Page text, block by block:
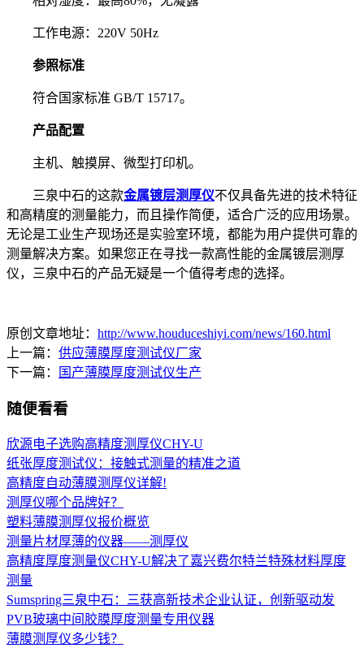
工作电源：220V 50Hz
参照标准
符合国家标准 GB/T 15717。
产品配置
主机、触摸屏、微型打印机。
三泉中石的这款金属镀层测厚仪不仅具备先进的技术特征
和高精度的测量能力，而且操作简便，适合广泛的应用场景。
无论是工业生产现场还是实验室环境，都能为用户提供可靠的
测量解决方案。如果您正在寻找一款高性能的金属镀层测厚
仪，三泉中石的产品无疑是一个值得考虑的选择。
原创文章地址： http://www.houduceshiyi.com/news/160.html
上一篇： 供应薄膜厚度测试仪厂家
下一篇：
国产薄膜厚度测试仪生产
随便看看
欣源电子选购高精度测厚仪CHY-U
纸张厚度测试仪：接触式测量的精准之道
高精度自动薄膜测厚仪详解!
测厚仪哪个品牌好？
塑料薄膜测厚仪报价概览
测量片材厚薄的仪器——测厚仪
高精度厚度测量仪CHY-U解决了嘉兴费尔特兰特殊材料厚度
测量
Sumspring三泉中石：三获高新技术企业认证，创新驱动发
PVB玻璃中间胶膜厚度测量专用仪器
薄膜测厚仪多少钱？